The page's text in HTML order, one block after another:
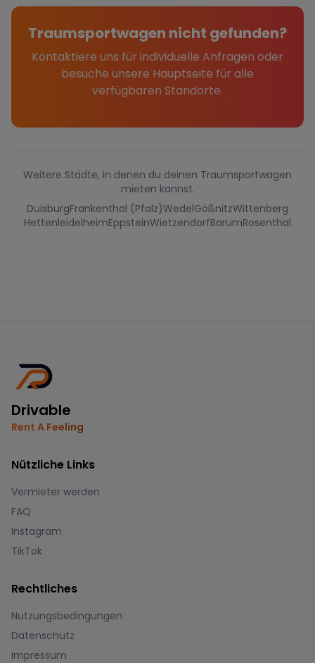
Traumsportwagen nicht gefunden?
Kontaktiere uns für individuelle Anfragen oder
besuche unsere Hauptseite für alle
verfügbaren Standorte.
Weitere Städte, in denen du deinen Traumsportwagen
mieten kannst.
DuisburgFrankenthal (Pfalz)WedelGößnitzWittenberg
HettenleidelheimEppsteinWietzendorfBarumRosenthal
Drivable
Rent A Feeling
Nützliche Links
Vermieter werden
FAQ
Instagram
TikTok
Rechtliches
Nutzungsbedingungen
Datenschutz
Impressum